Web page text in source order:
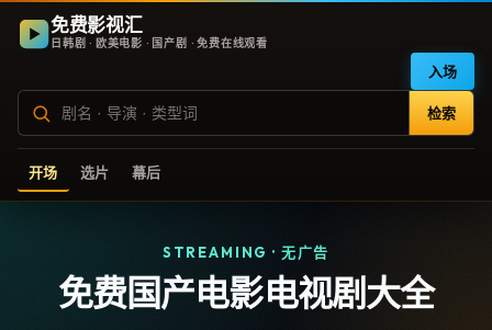
免费影视汇
日韩剧 · 欧美电影 · 国产剧 · 免费在线观看
检索
入场
开场 选片 幕后
STREAMING · 无广告
免费国产电影电视剧大全